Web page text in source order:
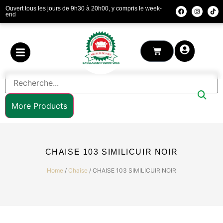
Ouvert tous les jours de 9h30 à 20h00, y compris le week-
end
More Products
CHAISE 103 SIMILICUIR NOIR
Home / Chaise / CHAISE 103 SIMILICUIR NOIR